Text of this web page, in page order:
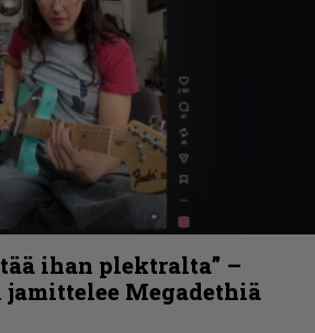
ihan plektralta” –
Megadethiä